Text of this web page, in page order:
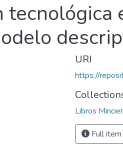
tecnológica
URI
https://
Libros
Full